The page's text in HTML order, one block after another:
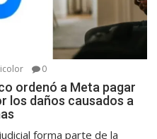
0
ordenó a Meta pagar
los daños causados a
forma parte de la